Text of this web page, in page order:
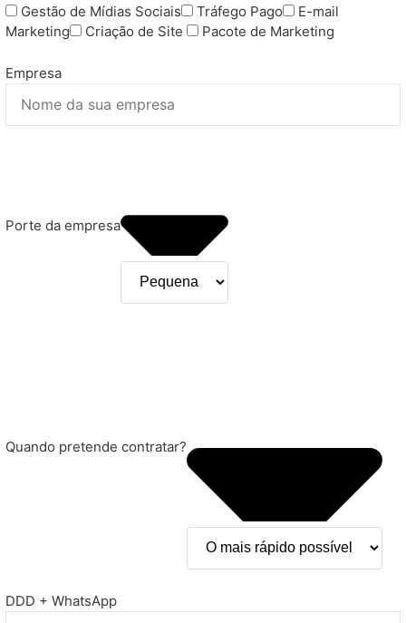
Gestão de Mídias Sociais Tráfego Pago
E-mail
Marketing
Criação de Site Pacote de Marketing
Empresa
Porte da empresa
Quando pretende contratar?
DDD + WhatsApp